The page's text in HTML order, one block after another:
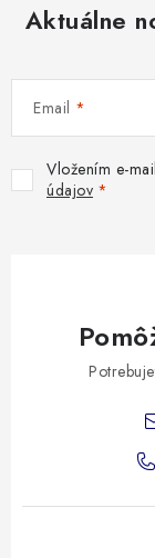
Aktuálne
Email
Vložením e-
údajov